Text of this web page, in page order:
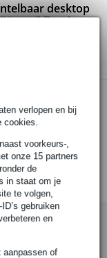
verlopen en bij
cookies.
voorkeurs-,
onze 15 partners
de
in staat om je
te volgen,
gebruiken
en
aanpassen of
desktop
je past? Doe de